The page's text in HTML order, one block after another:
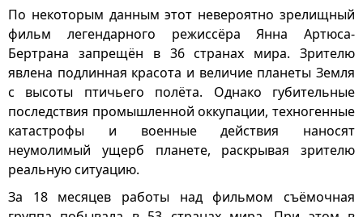
По некоторым данным этот невероятно зрелищный
фильм легендарного режиссёра Янна Артюса-
Бертрана запрещён в 36 странах мира. Зрителю
явлена подлинная красота и величие планеты Земля
с высоты птичьего полёта. Однако губительные
последствия промышленной оккупации, техногенные
катастрофы и военные действия наносят
неумолимый ущерб планете, раскрывая зрителю
реальную ситуацию.
За 18 месяцев работы над фильмом съёмочная